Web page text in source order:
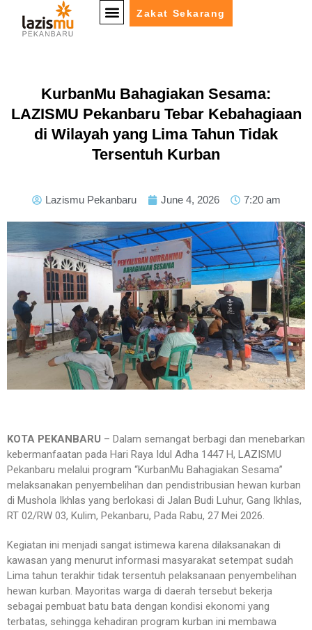
Zakat Sekarang
KurbanMu Bahagiakan Sesama:
LAZISMU Pekanbaru Tebar Kebahagiaan
di Wilayah yang Lima Tahun Tidak
Tersentuh Kurban
Lazismu Pekanbaru June 4, 2026 7:20 am
KOTA PEKANBARU – Dalam semangat berbagi dan menebarkan
kebermanfaatan pada Hari Raya Idul Adha 1447 H, LAZISMU
Pekanbaru melalui program “KurbanMu Bahagiakan Sesama”
melaksanakan penyembelihan dan pendistribusian hewan kurban
di Mushola Ikhlas yang berlokasi di Jalan Budi Luhur, Gang Ikhlas,
RT 02/RW 03, Kulim, Pekanbaru, Pada Rabu, 27 Mei 2026.
Kegiatan ini menjadi sangat istimewa karena dilaksanakan di
kawasan yang menurut informasi masyarakat setempat sudah
Lima tahun terakhir tidak tersentuh pelaksanaan penyembelihan
hewan kurban. Mayoritas warga di daerah tersebut bekerja
sebagai pembuat batu bata dengan kondisi ekonomi yang
terbatas, sehingga kehadiran program kurban ini membawa